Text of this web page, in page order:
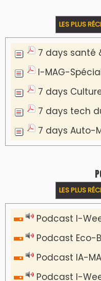
LES PLUS
7 days santé
I-MAG-
7 days
7 days tech
7 days Auto-
LES PLUS
Podcast I-
Podcast Eco-
Podcast IA-
Podcast I-